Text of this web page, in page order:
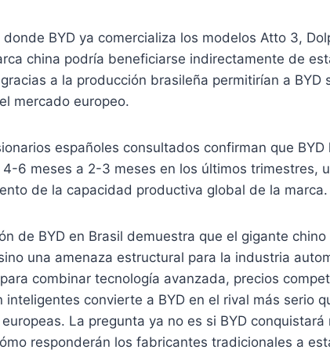
donde BYD ya comercializa los modelos Atto 3,
china podría beneficiarse indirectamente de
a la producción brasileña permitirían a BYD
mercado europeo.
españoles consultados confirman que
6 meses a 2-3 meses en los últimos trimestres,
de la capacidad productiva global de la marca.
de BYD en Brasil demuestra que el gigante
una amenaza estructural para la industria
combinar tecnología avanzada, precios
inteligentes convierte a BYD en el rival más serio
La pregunta ya no es si BYD
responderán los fabricantes tradicionales a